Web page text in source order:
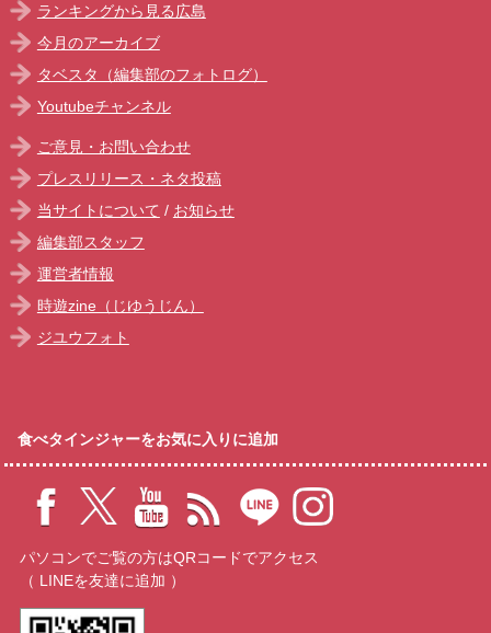
ランキングから見る広島
今月のアーカイブ
タベスタ（編集部のフォトログ）
Youtubeチャンネル
ご意見・お問い合わせ
プレスリリース・ネタ投稿
当サイトについて / お知らせ
編集部スタッフ
運営者情報
時遊zine（じゆうじん）
ジユウフォト
食べタインジャーをお気に入りに追加
パソコンでご覧の方はQRコードでアクセス
（ LINEを友達に追加 ）